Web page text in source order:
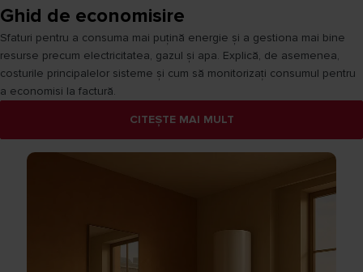
Ghid de economisire
Sfaturi pentru a consuma mai puțină energie și a gestiona mai bine
resurse precum electricitatea, gazul și apa. Explică, de asemenea,
costurile principalelor sisteme și cum să monitorizați consumul pentru
a economisi la factură.
CITEȘTE MAI MULT